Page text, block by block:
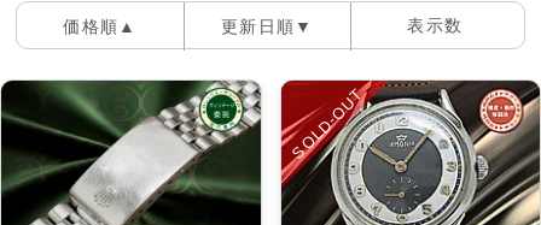
価格の交渉
アーカイブ ブログ・特集記事
価格順▲ 更新日順▼ 表示数
40件
60件
100件
SOLD-OUT